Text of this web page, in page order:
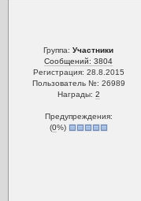
Группа:Участники
Сообщений: 3804
Регистрация: 28.8.2015
Пользователь №: 26989
Награды: 2
Предупреждения:
(0%)